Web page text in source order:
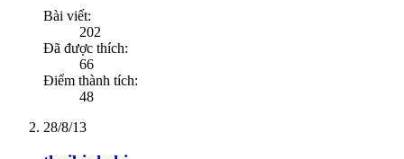
Bài viết:
202
Đã được thích:
66
Điểm thành tích:
48
28/8/13